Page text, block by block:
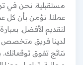
مستقبلية. نحن في
عملنا. نؤمن بأن كل
لتقديم الأفضل.
لدينا فريق متخصص
نتائج تفوق توقعاتك.